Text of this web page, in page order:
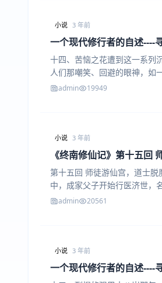
小说 3 年前
一个现代修行者的自述----
十四、苦恼之花遭到这一系列
人们那嘲笑、回避的眼神，如
admin 19949
小说 3 年前
《终南修仙记》第十五回
第十五回 师徒游仙宫，道士
中，成家父子开始行医济世，
admin 20561
小说 3 年前
一个现代修行者的自述----